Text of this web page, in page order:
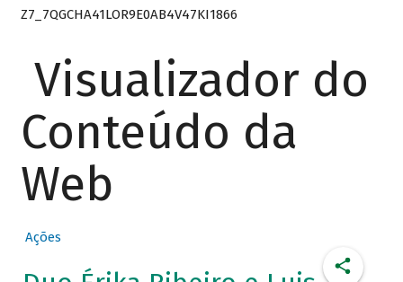
Z7_7QGCHA41LOR9E0AB4V47KI1866
Visualizador do
Conteúdo da
Web
Ações